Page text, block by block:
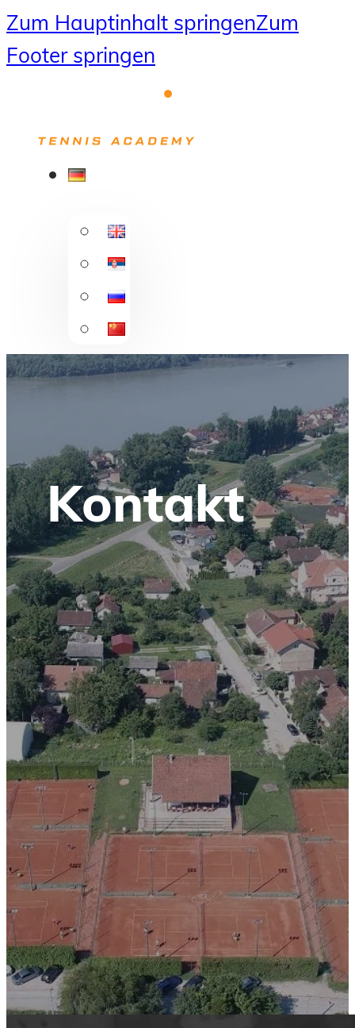
Zum Hauptinhalt springenZum
Footer springen
Kontakt